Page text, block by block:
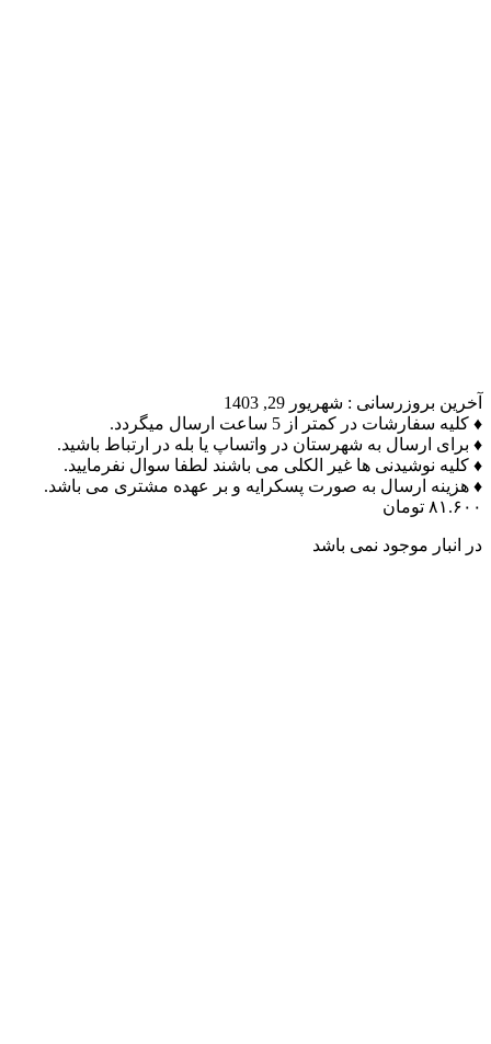
آخرین بروزرسانی : شهریور 29, 1403
♦ کلیه سفارشات در کمتر از 5 ساعت ارسال میگردد.
♦ برای ارسال به شهرستان در واتساپ یا بله در ارتباط باشید.
♦ کلیه نوشیدنی ها غیر الکلی می باشند لطفا سوال نفرمایید.
♦ هزینه ارسال به صورت پسکرایه و بر عهده مشتری می باشد.
۸۱.۶۰۰ تومان
در انبار موجود نمی باشد